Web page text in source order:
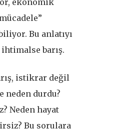
ekonomik
Bu anlatıyı
barış.
istikrar değil
neden durdu?
Neden hayat
Bu sorulara